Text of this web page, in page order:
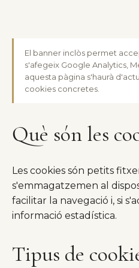
El banner inclòs permet
s'afegeix Google Analytics,
aquesta pàgina s'haurà
cookies concretes.
Què són les
Les cookies són petits
s'emmagatzemen al
facilitar la navegació i, si
informació estadística.
Tipus de